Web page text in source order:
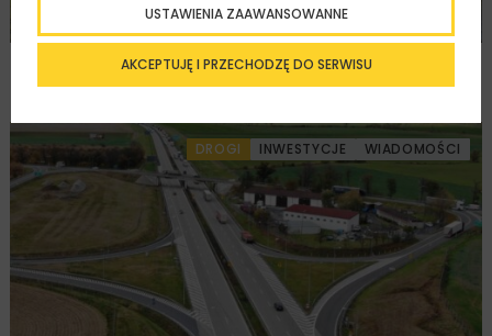
Rozbudowa DW450 między Mirkowem
a Wieruszowem z dofinansowaniem UE
DROGI INWESTYCJE WIADOMOŚCI
AKCEPTUJĘ I PRZECHODZĘ DO SERWISU
USTAWIENIA ZAAWANSOWANNE